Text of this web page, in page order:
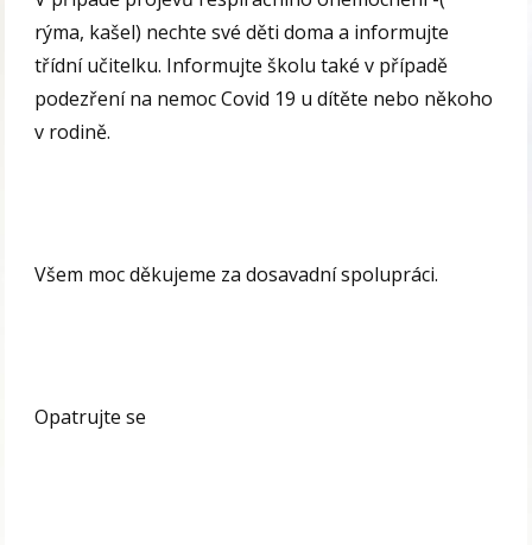
rýma, kašel) nechte své děti doma a informujte
třídní učitelku. Informujte školu také v případě
podezření na nemoc Covid 19 u dítěte nebo někoho
v rodině.
Všem moc děkujeme za dosavadní spolupráci.
Opatrujte se